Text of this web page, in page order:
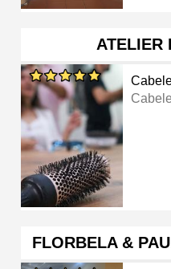
ATELIER
FLORBELA &